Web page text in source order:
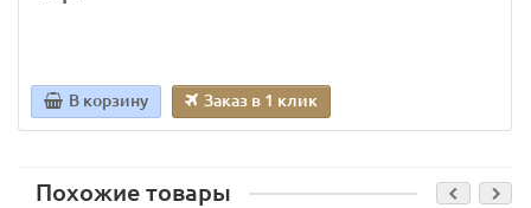
В корзину Заказ в 1 клик
Похожие товары